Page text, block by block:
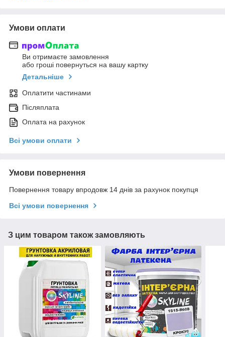
Умови оплати
Ви отримаєте замовлення
або гроші повернуться на вашу картку
Детальніше
Оплатити частинами
Післяплата
Оплата на рахунок
Всі умови оплати
Умови повернення
Повернення товару впродовж 14 днів за рахунок покупця
Всі умови повернення
З цим товаром також замовляють